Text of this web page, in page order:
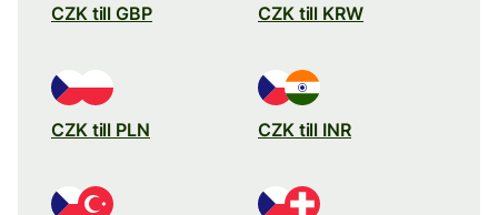
CZK till GBP CZK till KRW
CZK till PLN CZK till INR